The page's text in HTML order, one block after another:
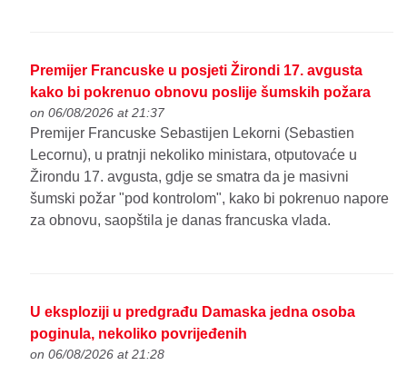
Premijer Francuske u posjeti Žirondi 17. avgusta
kako bi pokrenuo obnovu poslije šumskih požara
on 06/08/2026 at 21:37
Premijer Francuske Sebastijen Lekorni (Sebastien
Lecornu), u pratnji nekoliko ministara, otputovaće u
Žirondu 17. avgusta, gdje se smatra da je masivni
šumski požar "pod kontrolom", kako bi pokrenuo napore
za obnovu, saopštila je danas francuska vlada.
U eksploziji u predgrađu Damaska jedna osoba
poginula, nekoliko povrijeđenih
on 06/08/2026 at 21:28